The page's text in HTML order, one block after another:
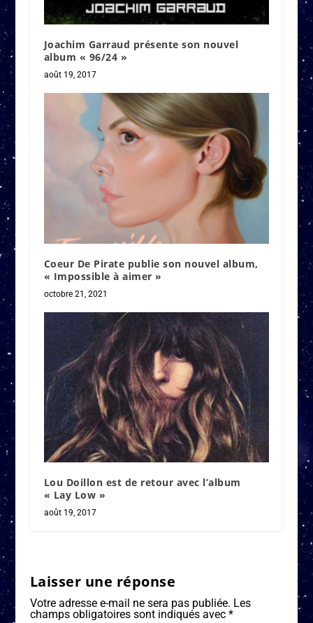
Joachim Garraud présente son nouvel
album « 96/24 »
août 19, 2017
Coeur De Pirate publie son nouvel album,
« Impossible à aimer »
octobre 21, 2021
Lou Doillon est de retour avec l’album
« Lay Low »
août 19, 2017
Laisser une réponse
Votre adresse e-mail ne sera pas publiée. Les
champs obligatoires sont indiqués avec *